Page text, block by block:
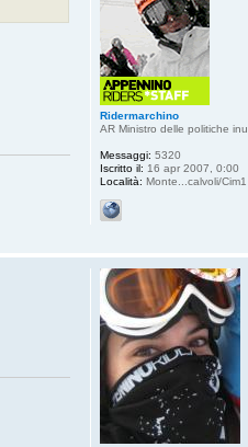
Ridermarchino
AR Ministro delle politiche
Messaggi: 5320
Iscritto il: 16 apr 2007, 0:00
Località: Monte...calvoli/Cim1